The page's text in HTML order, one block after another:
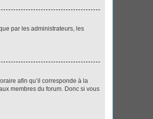
par les administrateurs, les
afin qu’il corresponde à la
membres du forum. Donc si vous